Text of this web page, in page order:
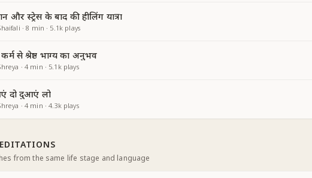
और स्ट्रेस के बाद की हीलिंग यात्रा
·8 min · 5.1k plays
कर्म से श्रेष्ठ भाग्य का अनुभव
· 4 min · 5.1kplays
दो दुआएं लो
· 4 min ·4.3kplays
from the same life stage and language